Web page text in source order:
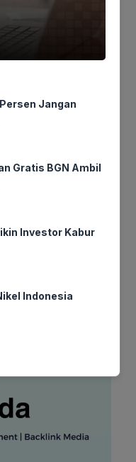
saya pada peramban ini
Jangan
Gratis BGN Ambil
Investor Kabur
Indonesia